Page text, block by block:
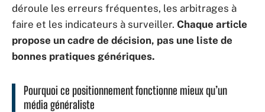
déroule les erreurs fréquentes, les arbitrages à
faire et les indicateurs à surveiller. Chaque article
propose un cadre de décision, pas une liste de
bonnes pratiques génériques.
Pourquoi ce positionnement fonctionne mieux qu’un
média généraliste